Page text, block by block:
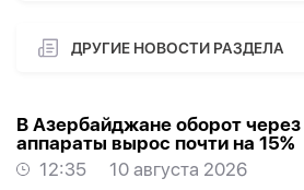
ДРУГИЕ НОВОСТИ РАЗДЕЛА
В Азербайджане оборот
аппараты вырос почти на 15%
12:35
10 августа 2026